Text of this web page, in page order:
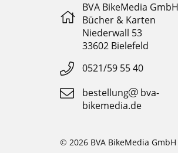
BVA BikeMedia GmbH
Bücher & Karten
Niederwall 53
33602 Bielefeld
0521/59 55 40
bestellung
bva-
bikemedia.de
© 2026 BVA BikeMedia